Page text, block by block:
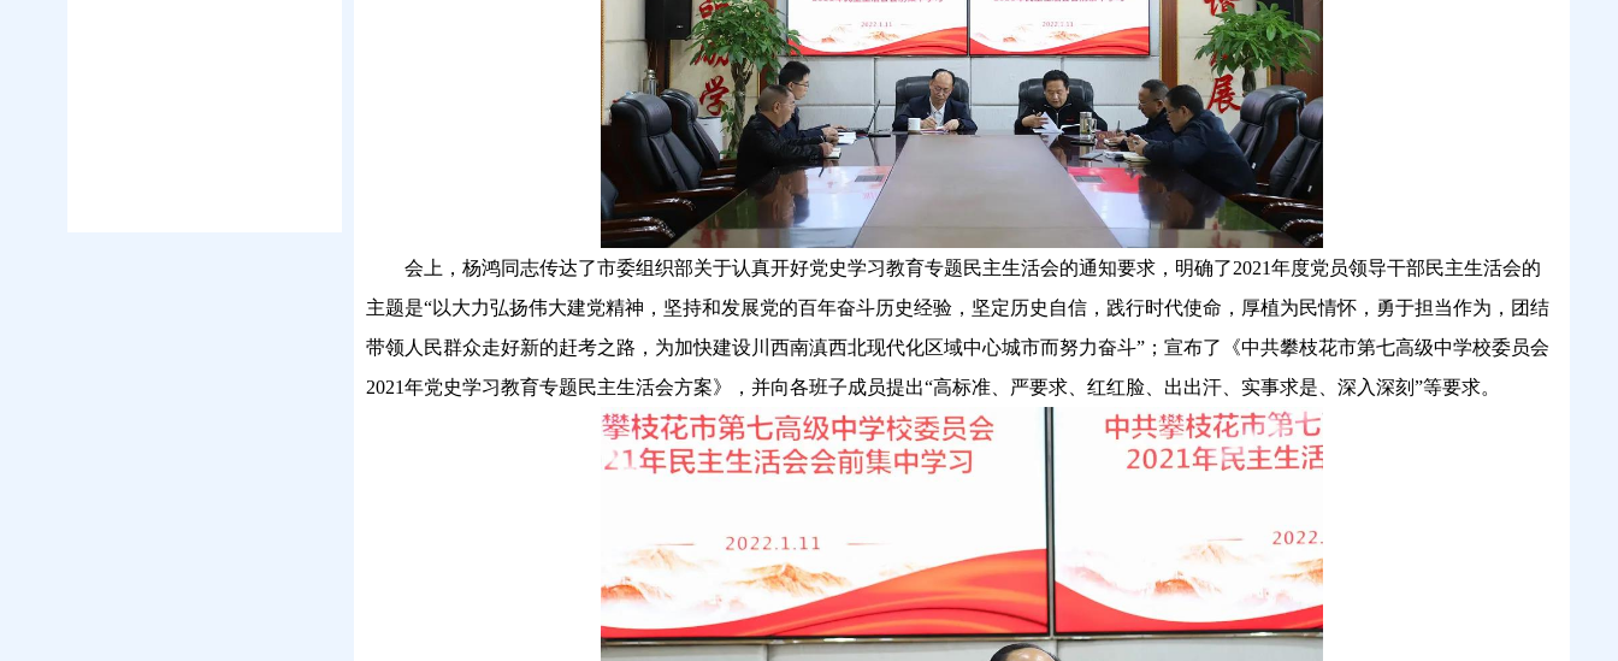
会上，杨鸿同志传达了市委组织部关于认真开好党史学习教育专题民主生活会的通知要求，明确了2021年度党员领导干部民主生活会的
主题是“以大力弘扬伟大建党精神，坚持和发展党的百年奋斗历史经验，坚定历史自信，践行时代使命，厚植为民情怀，勇于担当作为，团结
带领人民群众走好新的赶考之路，为加快建设川西南滇西北现代化区域中心城市而努力奋斗”；宣布了《中共攀枝花市第七高级中学校委员会
2021年党史学习教育专题民主生活会方案》，并向各班子成员提出“高标准、严要求、红红脸、出出汗、实事求是、深入深刻”等要求。